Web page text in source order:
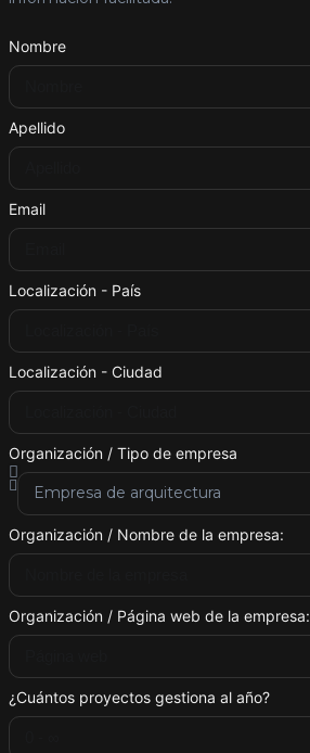
Nombre
Apellido
Email
Localización - País
Localización - Ciudad
Organización / Tipo de empresa
Organización / Nombre de la empresa:
Organización / Página web de la empresa:
¿Cuántos proyectos gestiona al año?